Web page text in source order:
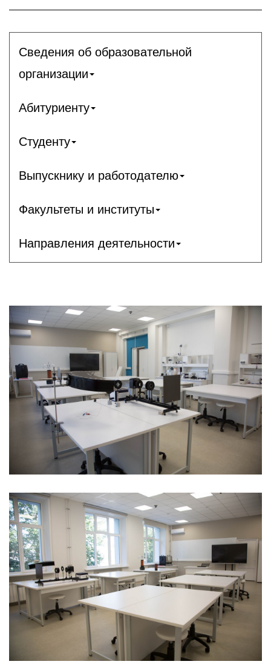
Сведения об образовательной
организации
Абитуриенту
Студенту
Выпускнику и работодателю
Факультеты и институты
Направления деятельности